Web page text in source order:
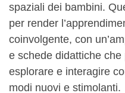
spaziali dei bambini.
per render
coinvolgente, con
e schede didattiche
esplorare e interagire
modi nuovi e stimolanti.